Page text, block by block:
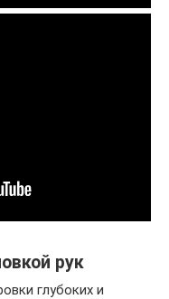
рук
глубоких и